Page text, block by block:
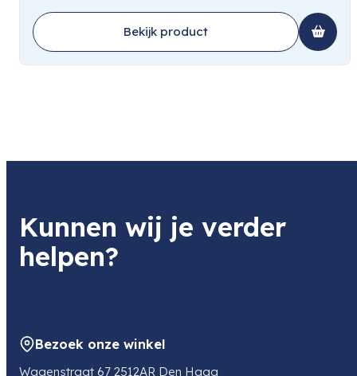
Bekijk product
Kunnen wij je verder
helpen?
Bezoek onze winkel
Wagenstraat 67 2512AR Den Haag